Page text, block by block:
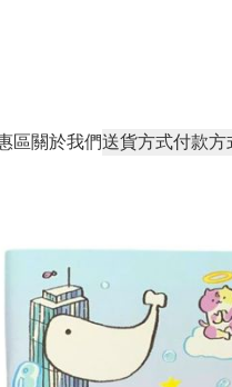
區關於我們送貨方式付款方